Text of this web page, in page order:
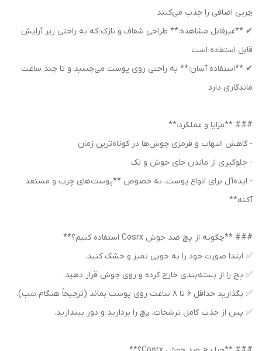
چربی اضافی را جذب می‌کنند
✔ **غیرقابل مشاهده:** طراحی شفاف و نازک که به راحتی زیر آرایش
قابل استفاده است
✔ **استفاده آسان:** به راحتی روی پوست می‌چسبد و تا چند ساعت
ماندگاری دارد
### **مزایا و عملکرد:**
- کاهش التهاب و قرمزی جوش‌ها در کوتاه‌ترین زمان
- جلوگیری از ماندن جای جوش و لک
- ایده‌آل برای انواع پوست، به خصوص **پوست‌های چرب و مستعد
آکنه**
### **چگونه از پچ ضد جوش Cosrx استفاده کنیم؟**
✅ ابتدا صورت خود را به خوبی تمیز و خشک کنید.
✅ پچ را از بسته‌بندی خارج کرده و روی جوش قرار دهید.
✅ بگذارید حداقل ۶ تا ۸ ساعت روی پوست بماند (ترجیحاً هنگام شب).
✅ پس از جذب کامل ترشحات، پچ را بردارید و دور بیندازید.